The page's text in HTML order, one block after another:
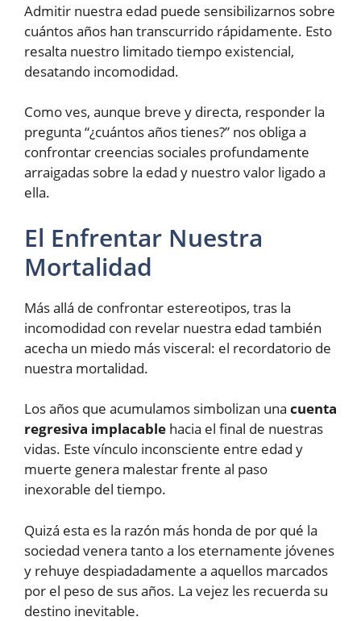
Admitir nuestra edad puede sensibilizarnos sobre
cuántos años han transcurrido rápidamente. Esto
resalta nuestro limitado tiempo existencial,
desatando incomodidad.
Como ves, aunque breve y directa, responder la
pregunta “¿cuántos años tienes?” nos obliga a
confrontar creencias sociales profundamente
arraigadas sobre la edad y nuestro valor ligado a
ella.
El Enfrentar Nuestra
Mortalidad
Más allá de confrontar estereotipos, tras la
incomodidad con revelar nuestra edad también
acecha un miedo más visceral: el recordatorio de
nuestra mortalidad.
Los años que acumulamos simbolizan una cuenta
regresiva implacable hacia el final de nuestras
vidas. Este vínculo inconsciente entre edad y
muerte genera malestar frente al paso
inexorable del tiempo.
Quizá esta es la razón más honda de por qué la
sociedad venera tanto a los eternamente jóvenes
y rehuye despiadadamente a aquellos marcados
por el peso de sus años. La vejez les recuerda su
destino inevitable.